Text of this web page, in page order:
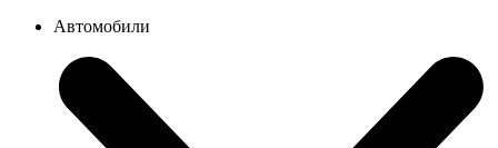
Автомобили